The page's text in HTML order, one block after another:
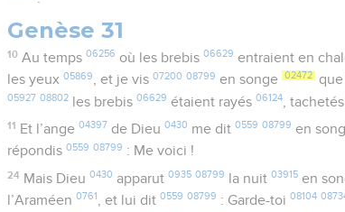
Genèse 31
10 Au temps 06256 où les brebis 06629 entraient en
les yeux05869, et je vis07200 08799 en songe 02472
05927 08802 les brebis06629 étaient rayés06124 ,
11 Et l’ange 04397 de Dieu 0430 me dit 0559 08799 en
répondis0559 08799 : Me voici !
24 Mais Dieu 0430 apparut 0935 08799 la nuit 03915en
l’Araméen0761 , et lui dit0559 08799 : Garde-toi08104